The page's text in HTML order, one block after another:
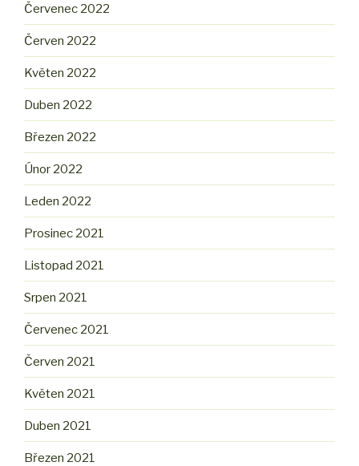
Červenec 2022
Červen 2022
Květen 2022
Duben 2022
Březen 2022
Únor 2022
Leden 2022
Prosinec 2021
Listopad 2021
Srpen 2021
Červenec 2021
Červen 2021
Květen 2021
Duben 2021
Březen 2021